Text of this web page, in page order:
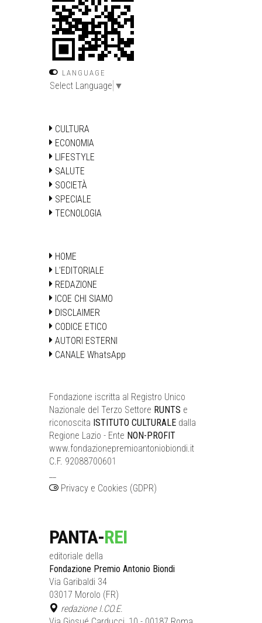
LANGUAGE
Select Language ▼
CULTURA
ECONOMIA
LIFESTYLE
SALUTE
SOCIETÀ
SPECIALE
TECNOLOGIA
HOME
L'EDITORIALE
REDAZIONE
ICOE CHI SIAMO
DISCLAIMER
CODICE ETICO
AUTORI ESTERNI
CANALE WhatsApp
Fondazione iscritta al Registro Unico
Nazionale del Terzo Settore RUNTS e
riconoscita ISTITUTO CULTURALE dalla
Regione Lazio - Ente NON-PROFIT
www.fondazionepremioantoniobiondi.it
C.F. 92088700601
Privacy e Cookies (GDPR)
PANTA-REI
editoriale della
Fondazione Premio Antonio Biondi
Via Garibaldi 34
03017 Morolo (FR)
redazione I.CO.E.